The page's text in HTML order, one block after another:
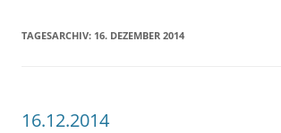
TAGESARCHIV: 16. DEZEMBER 2014
16.12.2014